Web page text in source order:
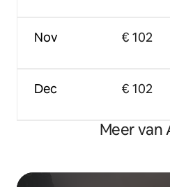
Nov
Dec
€ 102
€ 102
Meer van